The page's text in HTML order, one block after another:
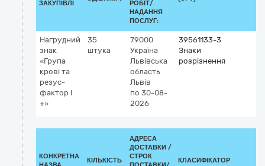
ЗАКУПІВЛІ
РОБІТ/
НАДАННЯ
ПОСЛУГ:
Нагрудний
знак
«Група
крові та
резус-
фактор І
+»
35
штука
79000
Україна
Львівська
область
Львів
по 30-08-
2026
39561133-3
Знаки
розрізнення
КОНКРЕТНА
КІЛЬКІСТЬ
АДРЕСА
ДОСТАВКИ /
СТРОК
КЛАСИФІКАТОР